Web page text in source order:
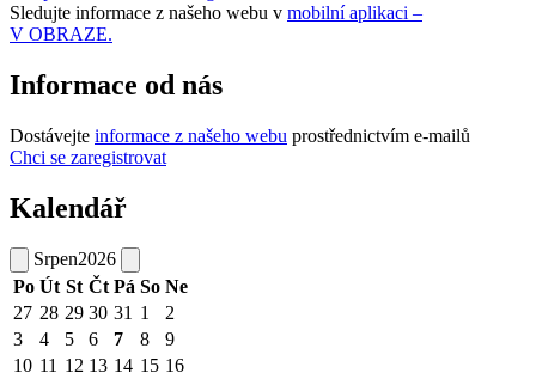
Sledujte informace z našeho webu v mobilní aplikaci –
V OBRAZE.
Informace od nás
Dostávejte informace z našeho webu prostřednictvím e-mailů
Chci se zaregistrovat
Kalendář
Srpen2026
Po Út St Čt Pá So Ne
27 28 29 30 31 1
2
3
4 5 6 7 8
9
10 11 12 13 14 15 16